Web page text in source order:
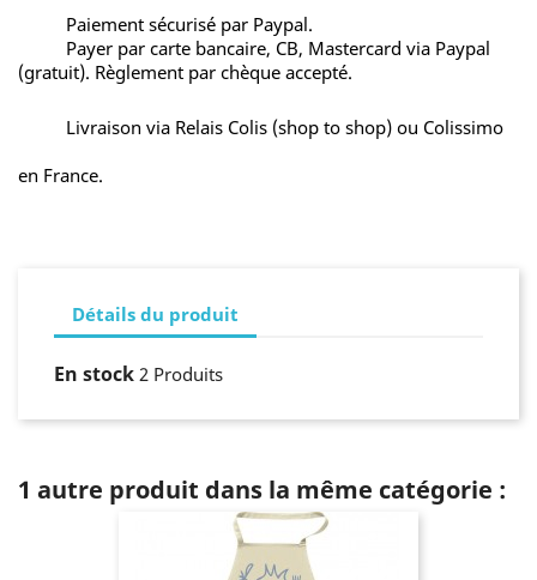
Paiement sécurisé par Paypal.
Payer par carte bancaire, CB, Mastercard via Paypal
(gratuit). Règlement par chèque accepté.
Livraison via Relais Colis (shop to shop) ou Colissimo
en France.
Détails du produit
En stock 2 Produits
1 autre produit dans la même catégorie :